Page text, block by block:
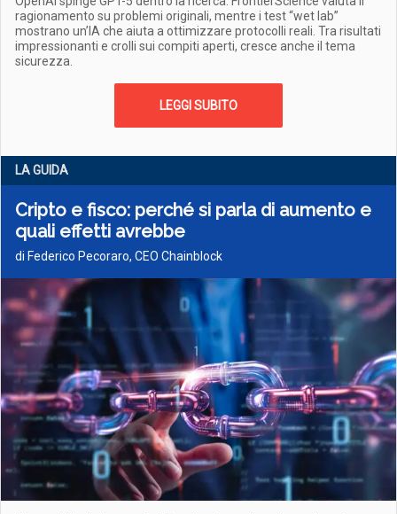
ragionamento su problemi originali, mentre i test “wet lab”
mostrano un’IA che aiuta a ottimizzare protocolli reali. Tra risultati
impressionanti e crolli sui compiti aperti, cresce anche il tema
sicurezza.
LEGGI SUBITO
LA GUIDA
Cripto e fisco: perché si parla di aumento e
quali effetti avrebbe
di Federico Pecoraro, CEO Chainblock